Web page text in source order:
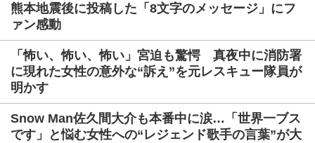
熊本地震後に投稿した「8文字のメッセージ」にフ
ァン感動
「怖い、怖い、怖い」宮迫も驚愕 真夜中に消防署
に現れた女性の意外な“訴え”を元レスキュー隊員が
明かす
Snow Man佐久間大介も本番中に涙…「世界一ブス
です」と悩む女性への“レジェンド歌手の言葉”が大